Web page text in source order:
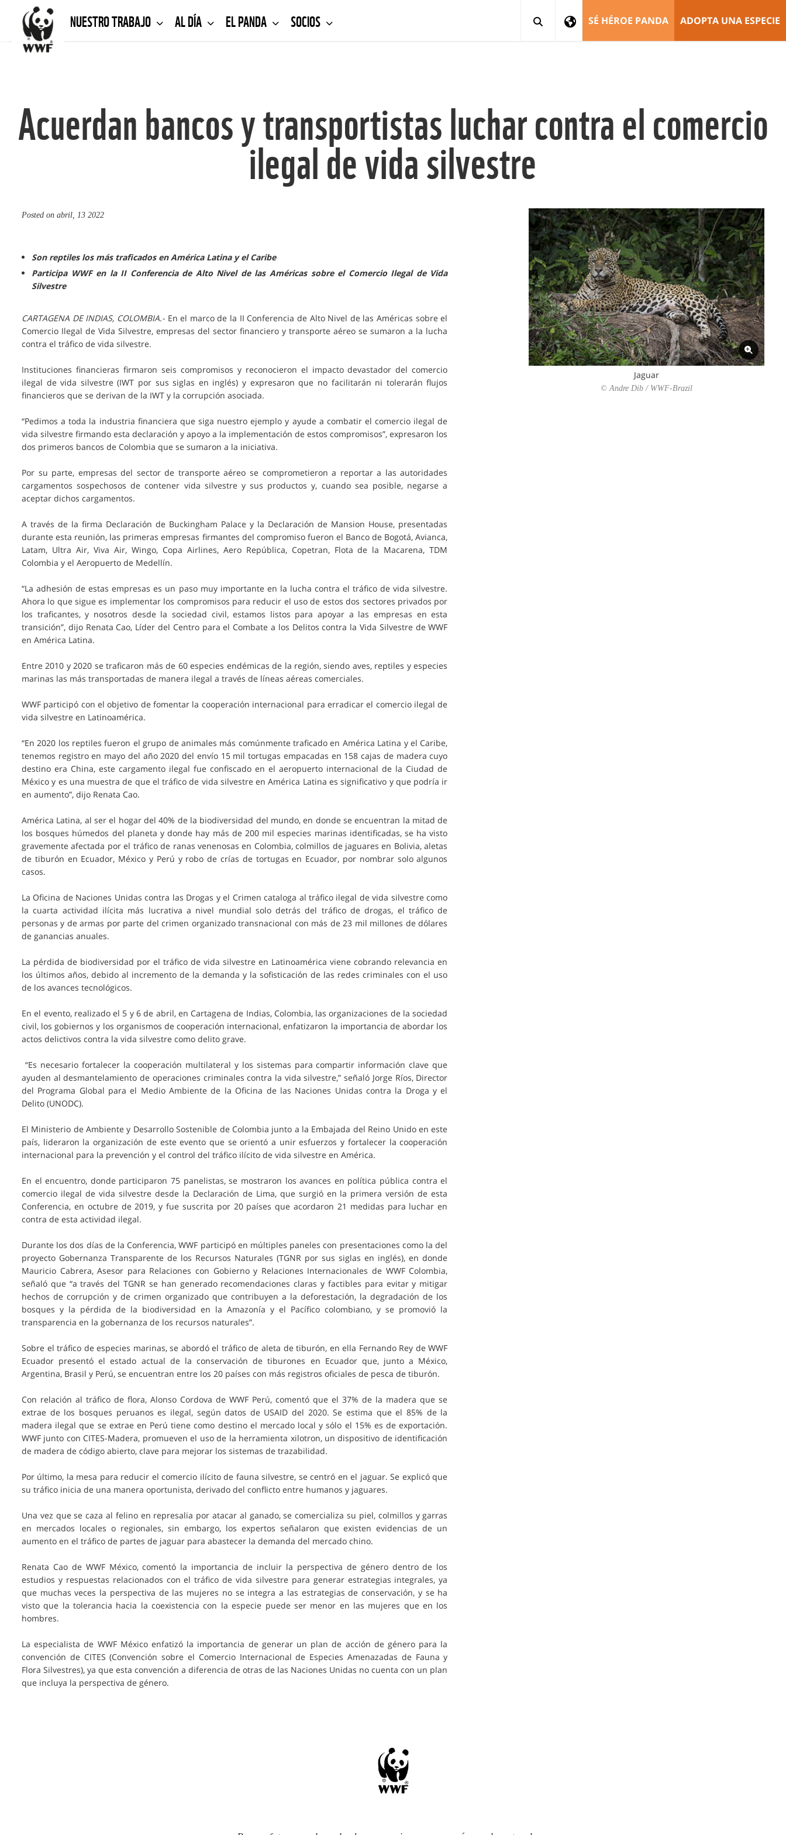
NUESTRO TRABAJO AL DÍA EL PANDA SOCIOS SÉ HÉROE PANDA ADOPTA UNA ESPECIE
Acuerdan bancos y transportistas luchar contra el comercio
ilegal de vida silvestre
Posted on abril, 13 2022
Son reptiles los más traficados en América Latina y el Caribe
Participa WWF en la II Conferencia de Alto Nivel de las Américas sobre el Comercio Ilegal de Vida
Silvestre
CARTAGENA DE INDIAS, COLOMBIA.-En el marco de la II Conferencia de Alto Nivel de las Américas sobre el
Comercio Ilegal de Vida Silvestre, empresas del sector financiero y transporte aéreo se sumaron a la lucha
contra el tráfico de vida silvestre.
Instituciones financieras firmaron seis compromisos y reconocieron el impacto devastador del comercio
ilegal de vida silvestre (IWT por sus siglas en inglés) y expresaron que no facilitarán ni tolerarán flujos
financieros que se derivan de la IWT y la corrupción asociada.
“Pedimos a toda la industria financiera que siga nuestro ejemplo y ayude a combatir el comercio ilegal de
vida silvestre firmando esta declaración y apoyo a la implementación de estos compromisos”, expresaron los
dos primeros bancos de Colombia que se sumaron a la iniciativa.
Por su parte, empresas del sector de transporte aéreo se comprometieron a reportar a las autoridades
cargamentos sospechosos de contener vida silvestre y sus productos y, cuando sea posible, negarse a
aceptar dichos cargamentos.
A través de la firma Declaración de Buckingham Palace y la Declaración de Mansion House, presentadas
durante esta reunión, las primeras empresas firmantes del compromiso fueron el Banco de Bogotá, Avianca,
Latam, Ultra Air, Viva Air, Wingo, Copa Airlines, Aero República, Copetran, Flota de la Macarena, TDM
Colombia y el Aeropuerto de Medellín.
“La adhesión de estas empresas es un paso muy importante en la lucha contra el tráfico de vida silvestre.
Ahora lo que sigue es implementar los compromisos para reducir el uso de estos dos sectores privados por
los traficantes, y nosotros desde la sociedad civil, estamos listos para apoyar a las empresas en esta
transición”, dijo Renata Cao, Líder del Centro para el Combate a los Delitos contra la Vida Silvestre de WWF
en América Latina.
Entre 2010 y 2020 se traficaron más de 60 especies endémicas de la región, siendo aves, reptiles y especies
marinas las más transportadas de manera ilegal a través de líneas aéreas comerciales.
WWF participó con el objetivo de fomentar la cooperación internacional para erradicar el comercio ilegal de
vida silvestre en Latinoamérica.
“En 2020 los reptiles fueron el grupo de animales más comúnmente traficado en América Latina y el Caribe,
tenemos registro en mayo del año 2020 del envío 15 mil tortugas empacadas en 158 cajas de madera cuyo
destino era China, este cargamento ilegal fue confiscado en el aeropuerto internacional de la Ciudad de
México y es una muestra de que el tráfico de vida silvestre en América Latina es significativo y que podría ir
en aumento”, dijo Renata Cao.
América Latina, al ser el hogar del 40% de la biodiversidad del mundo, en donde se encuentran la mitad de
los bosques húmedos del planeta y donde hay más de 200 mil especies marinas identificadas, se ha visto
gravemente afectada por el tráfico de ranas venenosas en Colombia, colmillos de jaguares en Bolivia, aletas
de tiburón en Ecuador, México y Perú y robo de crías de tortugas en Ecuador, por nombrar solo algunos
casos.
La Oficina de Naciones Unidas contra las Drogas y el Crimen cataloga al tráfico ilegal de vida silvestre como
la cuarta actividad ilícita más lucrativa a nivel mundial solo detrás del tráfico de drogas, el tráfico de
personas y de armas por parte del crimen organizado transnacional con más de 23 mil millones de dólares
de ganancias anuales.
La pérdida de biodiversidad por el tráfico de vida silvestre en Latinoamérica viene cobrando relevancia en
los últimos años, debido al incremento de la demanda y la sofisticación de las redes criminales con el uso
de los avances tecnológicos.
En el evento, realizado el 5 y 6 de abril, en Cartagena de Indias, Colombia, las organizaciones de la sociedad
civil, los gobiernos y los organismos de cooperación internacional, enfatizaron la importancia de abordar los
actos delictivos contra la vida silvestre como delito grave.
“Es necesario fortalecer la cooperación multilateral y los sistemas para compartir información clave que
ayuden al desmantelamiento de operaciones criminales contra la vida silvestre,” señaló Jorge Ríos, Director
del Programa Global para el Medio Ambiente de la Oficina de las Naciones Unidas contra la Droga y el
Delito (UNODC).
El Ministerio de Ambiente y Desarrollo Sostenible de Colombia junto a la Embajada del Reino Unido en este
país, lideraron la organización de este evento que se orientó a unir esfuerzos y fortalecer la cooperación
internacional para la prevención y el control del tráfico ilícito de vida silvestre en América.
En el encuentro, donde participaron 75 panelistas, se mostraron los avances en política pública contra el
comercio ilegal de vida silvestre desde la Declaración de Lima, que surgió en la primera versión de esta
Conferencia, en octubre de 2019, y fue suscrita por 20 países que acordaron 21 medidas para luchar en
contra de esta actividad ilegal.
Durante los dos días de la Conferencia, WWF participó en múltiples paneles con presentaciones como la del
proyecto Gobernanza Transparente de los Recursos Naturales (TGNR por sus siglas en inglés), en donde
Mauricio Cabrera, Asesor para Relaciones con Gobierno y Relaciones Internacionales de WWF Colombia,
señaló que “a través del TGNR se han generado recomendaciones claras y factibles para evitar y mitigar
hechos de corrupción y de crimen organizado que contribuyen a la deforestación, la degradación de los
bosques y la pérdida de la biodiversidad en la Amazonía y el Pacífico colombiano, y se promovió la
transparencia en la gobernanza de los recursos naturales”.
Sobre el tráfico de especies marinas, se abordó el tráfico de aleta de tiburón, en ella Fernando Rey de WWF
Ecuador presentó el estado actual de la conservación de tiburones en Ecuador que, junto a México,
Argentina, Brasil y Perú, se encuentran entre los 20 países con más registros oficiales de pesca de tiburón.
Con relación al tráfico de flora, Alonso Cordova de WWF Perú, comentó que el 37% de la madera que se
extrae de los bosques peruanos es ilegal, según datos de USAID del 2020. Se estima que el 85% de la
madera ilegal que se extrae en Perú tiene como destino el mercado local y sólo el 15% es de exportación.
WWF junto con CITES-Madera, promueven el uso de la herramienta xilotron, un dispositivo de identificación
de madera de código abierto, clave para mejorar los sistemas de trazabilidad.
Por último, la mesa para reducir el comercio ilícito de fauna silvestre, se centró en el jaguar. Se explicó que
su tráfico inicia de una manera oportunista, derivado del conflicto entre humanos y jaguares.
Una vez que se caza al felino en represalia por atacar al ganado, se comercializa su piel, colmillos y garras
en mercados locales o regionales, sin embargo, los expertos señalaron que existen evidencias de un
aumento en el tráfico de partes de jaguar para abastecer la demanda del mercado chino.
Renata Cao de WWF México, comentó la importancia de incluir la perspectiva de género dentro de los
estudios y respuestas relacionados con el tráfico de vida silvestre para generar estrategias integrales, ya
que muchas veces la perspectiva de las mujeres no se integra a las estrategias de conservación, y se ha
visto que la tolerancia hacia la coexistencia con la especie puede ser menor en las mujeres que en los
hombres.
La especialista de WWF México enfatizó la importancia de generar un plan de acción de género para la
convención de CITES (Convención sobre el Comercio Internacional de Especies Amenazadas de Fauna y
Flora Silvestres), ya que esta convención a diferencia de otras de las Naciones Unidas no cuenta con un plan
que incluya la perspectiva de género.
Jaguar
© Andre Dib / WWF-Brazil